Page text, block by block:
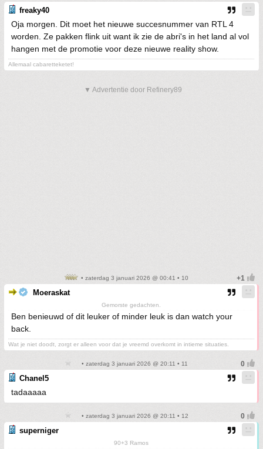
freaky40
Oja morgen. Dit moet het nieuwe succesnummer van RTL 4
worden. Ze pakken flink uit want ik zie de abri's in het land al vol
hangen met de promotie voor deze nieuwe reality show.
Allemaal cabaretteketet!
▼ Advertentie door Refinery89
• zaterdag 3 januari 2026 @ 00:41 • 10
Moeraskat
Gemorste gedachten.
Ben benieuwd of dit leuker of minder leuk is dan watch your
back.
Wat je niet doodt, zorgt er alleen voor dat je vreemd overkomt in intieme situaties.
• zaterdag 3 januari 2026 @ 20:11 • 11
Chanel5
tadaaaaa
• zaterdag 3 januari 2026 @ 20:11 • 12
superniger
90+3 Ramos